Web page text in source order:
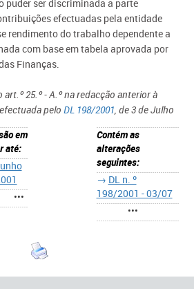
puder ser discriminada a parte
efectuadas pela entidade
rendimento do trabalho dependente a
com base em tabela aprovada por
Finanças.
25.º - A.º na redacção anterior à
pelo DL 198/2001, de 3 de Julho
em
até:
Contém as
alterações
seguintes:
→ DL n. º
198/2001 - 03/07
•••